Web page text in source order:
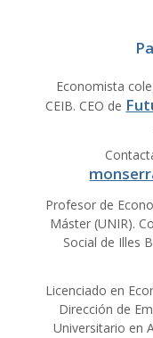
Economista
CEIB. CEO de
Profesor de
Máster (UNIR).
Social de Illes
Licenciado en
Dirección de
Universitario en